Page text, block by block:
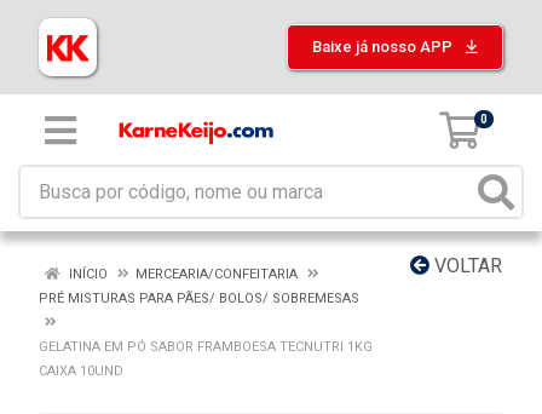
Baixe já nosso APP
0
VOLTAR
INÍCIO
MERCEARIA/CONFEITARIA
PRÉ MISTURAS PARA PÃES/ BOLOS/ SOBREMESAS
GELATINA EM PÓ SABOR FRAMBOESA TECNUTRI 1KG
CAIXA 10UND